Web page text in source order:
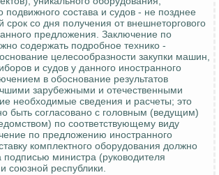
подвижного состава и судов - не позднее
со дня получения от внешнеторгового
предложения. Заключение по
содержать подробное технико -
целесообразности закупки машин,
и судов у данного иностранного
в обоснование результатов
зарубежными и отечественными
необходимые сведения и расчеты; это
быть согласовано с головным (ведущим)
по соответствующему виду
по предложению иностранного
комплектного оборудования должно
подписью министра (руководителя
союзной республики.